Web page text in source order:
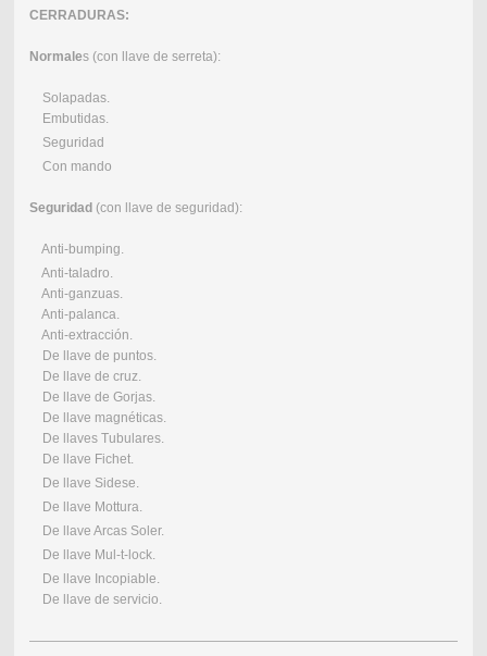
CERRADURAS:
Normales (con llave de serreta):
Solapadas.
Embutidas.
Seguridad
Con mando
Seguridad(con llave de seguridad):
Anti-bumping.
Anti-taladro.
Anti-ganzuas.
Anti-palanca.
Anti-extracción.
De llave de puntos.
De llave de cruz.
De llave de Gorjas.
De llave magnéticas.
De llaves Tubulares.
De llave Fichet.
De llave Sidese.
De llave Mottura.
De llave Arcas Soler.
De llave Mul-t-lock.
De llave Incopiable.
De llave de servicio.